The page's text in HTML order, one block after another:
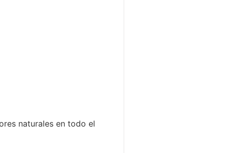
naturales en todo el